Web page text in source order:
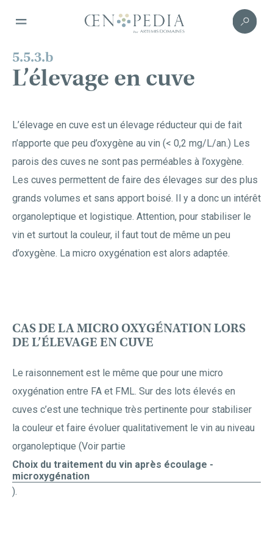
5.5.3.b
L’élevage en cuve
L’élevage en cuve est un élevage réducteur qui de fait
n’apporte que peu d’oxygène au vin (< 0,2 mg/L/an.) Les
parois des cuves ne sont pas perméables à l’oxygène.
Les cuves permettent de faire des élevages sur des plus
grands volumes et sans apport boisé. Il y a donc un intérêt
organoleptique et logistique. Attention, pour stabiliser le
vin et surtout la couleur, il faut tout de même un peu
d’oxygène. La micro oxygénation est alors adaptée.
CAS DE LA MICRO OXYGÉNATION LORS
DE L’ÉLEVAGE EN CUVE
Le raisonnement est le même que pour une micro
oxygénation entre FA et FML. Sur des lots élevés en
cuves c’est une technique très pertinente pour stabiliser
la couleur et faire évoluer qualitativement le vin au niveau
organoleptique (Voir partie
Choix du traitement du vin après écoulage -
microxygénation
).